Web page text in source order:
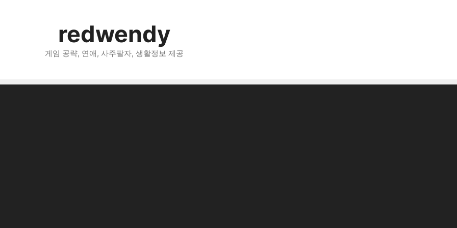
redwendy
게임 공략, 연애, 사주팔자, 생활정보 제공